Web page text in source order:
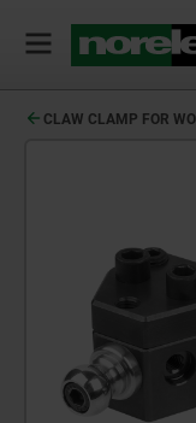
CLAW CLAMP FOR